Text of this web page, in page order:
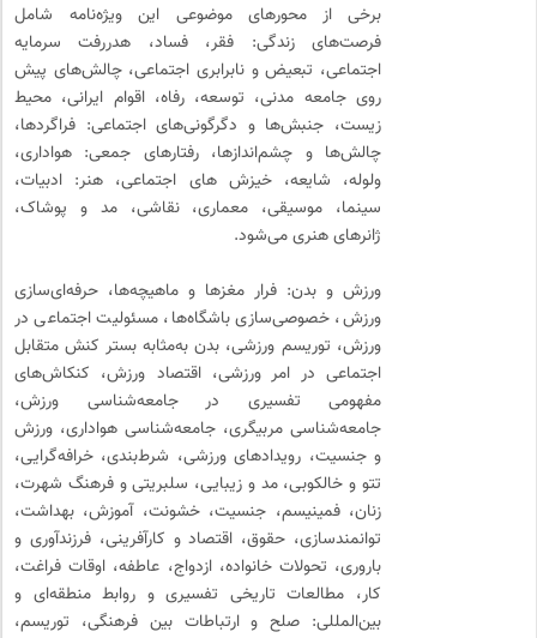
برخی از محورهای موضوعی این ویژه‌نامه شامل
فرصت‌های زندگی: فقر، فساد، هدررفت سرمایه
اجتماعی، تبعیض و نابرابری اجتماعی، چالش‌های پیش
روی جامعه مدنی، توسعه، رفاه، اقوام ایرانی، محیط
زیست، جنبش‌ها و دگرگونی‌های اجتماعی: فراگردها،
چالش‌ها و چشم‌اندازها، رفتارهای جمعی: هواداری،
ولوله، شایعه، خیزش های اجتماعی، هنر: ادبیات،
سینما، موسیقی، معماری، نقاشی، مد و پوشاک،
ژانرهای هنری می‌شود.
ورزش و بدن: فرار مغزها و ماهیچه‌ها، حرفه‌ای‌سازی
ورزش، خصوصی‌سازی باشگاه‌ها، مسئولیت اجتماعی در
ورزش، توریسم ورزشی، بدن به‌مثابه بستر کنش متقابل
اجتماعی در امر ورزشی، اقتصاد ورزش، کنکاش‌های
مفهومی تفسیری در جامعه‌شناسی ورزش،
جامعه‌شناسی مربیگری، جامعه‌شناسی هواداری، ورزش
و جنسیت، رویدادهای ورزشی، شرط‌بندی، خرافه‌گرایی،
تتو و خالکوبی، مد و زیبایی، سلبریتی و فرهنگ شهرت،
زنان، فمینیسم، جنسیت، خشونت، آموزش، بهداشت،
توانمندسازی، حقوق، اقتصاد و کارآفرینی، فرزندآوری و
باروری، تحولات خانواده، ازدواج، عاطفه، اوقات فراغت،
کار، مطالعات تاریخی تفسیری و روابط منطقه‌ای و
بین‌المللی: صلح و ارتباطات بین فرهنگی، توریسم،